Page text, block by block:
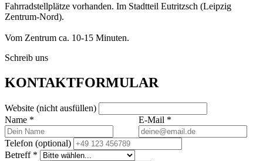
Fahrradstellplätze vorhanden. Im Stadtteil Eutritzsch (Leipzig
Zentrum-Nord).
Vom Zentrum ca. 10-15 Minuten.
Schreib uns
KONTAKTFORMULAR
Website (nicht ausfüllen)
Name *
E-Mail *
Telefon (optional)
Betreff *